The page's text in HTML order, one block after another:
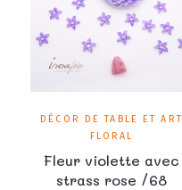
DÉCOR DE TABLE ET ART
FLORAL
Fleur violette avec
strass rose /68